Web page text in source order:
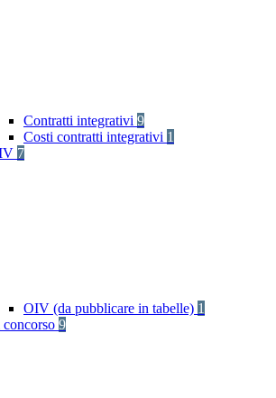
Contratti integrativi 9
Costi contratti integrativi 1
7
OIV (da pubblicare in tabelle) 1
9